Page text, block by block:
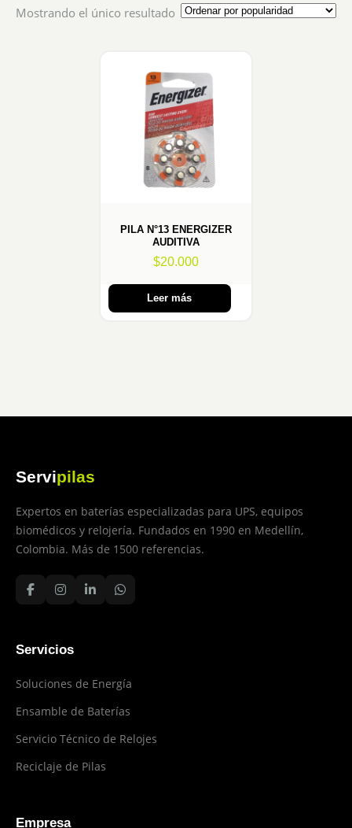
Mostrando el único resultado
PILA N°13 ENERGIZER
AUDITIVA
$20.000
Leer más
Servipilas
Expertos en baterías especializadas para UPS, equipos
biomédicos y relojería. Fundados en 1990 en Medellín,
Colombia. Más de 1500 referencias.
Servicios
Soluciones de Energía
Ensamble de Baterías
Servicio Técnico de Relojes
Reciclaje de Pilas
Empresa